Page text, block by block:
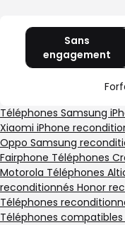
Sans
engagement
Téléphones Samsung
Xiaomi iPhone
Oppo Samsung
Fairphone Téléphones
Motorola Téléphones
reconditionnés Honor
Téléphones
Téléphones compatibles